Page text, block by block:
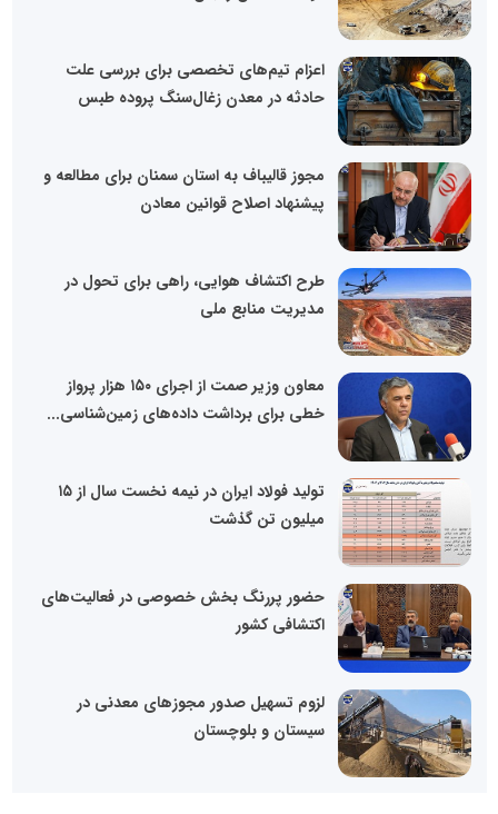
اعزام تیم‌های تخصصی برای بررسی علت
حادثه در معدن زغال‌سنگ پروده طبس
مجوز قالیباف به استان سمنان برای مطالعه و
پیشنهاد اصلاح قوانین معادن
طرح اکتشاف هوایی، راهی برای تحول در
مدیریت منابع ملی
معاون وزیر صمت از اجرای ۱۵۰ هزار پرواز
خطی برای برداشت داده‌های زمین‌شناسی...
تولید فولاد ایران در نیمه نخست سال از ۱۵
میلیون تن گذشت
حضور پررنگ بخش خصوصی در فعالیت‌های
اکتشافی کشور
لزوم تسهیل صدور مجوزهای معدنی در
سیستان و بلوچستان